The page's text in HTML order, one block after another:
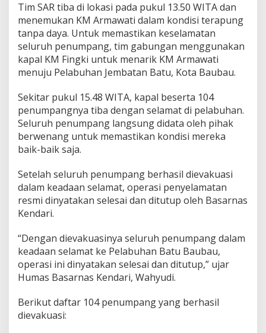
i
M
e
s
i
n
d
P
e
r
a
i
n
B
u
t
g
Tim SAR tiba di lokasi pada pukul 13.50 WITA dan
menemukan KM Armawati dalam kondisi terapung
tanpa daya. Untuk memastikan keselamatan
seluruh penumpang, tim gabungan menggunakan
kapal KM Fingki untuk menarik KM Armawati
menuju Pelabuhan Jembatan Batu, Kota Baubau.
Sekitar pukul 15.48 WITA, kapal beserta 104
penumpangnya tiba dengan selamat di pelabuhan.
Seluruh penumpang langsung didata oleh pihak
berwenang untuk memastikan kondisi mereka
baik-baik saja.
Setelah seluruh penumpang berhasil dievakuasi
dalam keadaan selamat, operasi penyelamatan
resmi dinyatakan selesai dan ditutup oleh Basarnas
Kendari.
“Dengan dievakuasinya seluruh penumpang dalam
keadaan selamat ke Pelabuhan Batu Baubau,
operasi ini dinyatakan selesai dan ditutup,” ujar
Humas Basarnas Kendari, Wahyudi.
Berikut daftar 104 penumpang yang berhasil
dievakuasi: